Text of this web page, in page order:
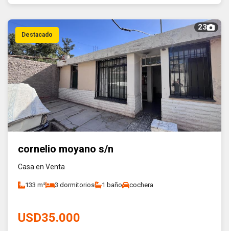
Destacado
23
cornelio moyano s/n
Casa en Venta
133 m² 3 dormitorios 1 baño cochera
USD35.000